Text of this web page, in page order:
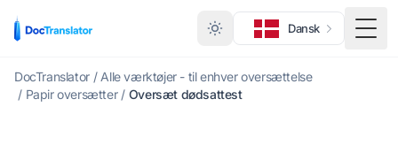
Dansk
Skift
DocTranslator / Alle værktøjer - til enhver oversættelse
/ Papir oversætter / Oversæt dødsattest